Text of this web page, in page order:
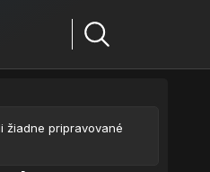
žiadne pripravované